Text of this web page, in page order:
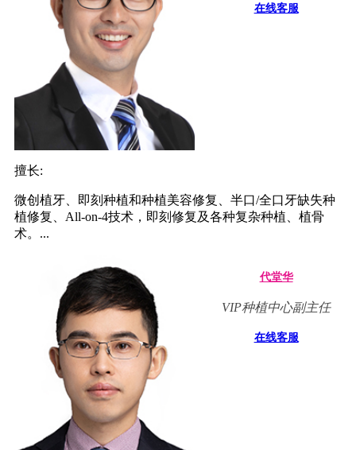
在线客服
擅长:
微创植牙、即刻种植和种植美容修复、半口/全口牙缺失种
植修复、All-on-4技术，即刻修复及各种复杂种植、植骨
术。...
代堂华
VIP种植中心副主任
在线客服